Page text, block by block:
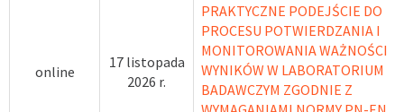
online
17 listopada
2026 r.
PRAKTYCZNE PODEJŚCIE DO
PROCESU POTWIERDZANIA I
MONITOROWANIA WAŻNOŚCI
WYNIKÓW W LABORATORIUM
BADAWCZYM ZGODNIE Z